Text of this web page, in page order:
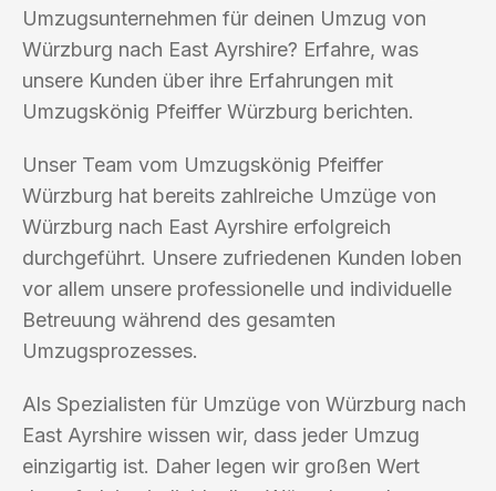
Umzugsunternehmen für deinen Umzug von
Würzburg nach East Ayrshire? Erfahre, was
unsere Kunden über ihre Erfahrungen mit
Umzugskönig Pfeiffer Würzburg berichten.
Unser Team vom Umzugskönig Pfeiffer
Würzburg hat bereits zahlreiche Umzüge von
Würzburg nach East Ayrshire erfolgreich
durchgeführt. Unsere zufriedenen Kunden loben
vor allem unsere professionelle und individuelle
Betreuung während des gesamten
Umzugsprozesses.
Als Spezialisten für Umzüge von Würzburg nach
East Ayrshire wissen wir, dass jeder Umzug
einzigartig ist. Daher legen wir großen Wert